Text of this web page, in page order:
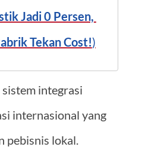
Jadi 0 Persen,
Tekan Cost!)
integrasi
internasional yang
pebisnis lokal.